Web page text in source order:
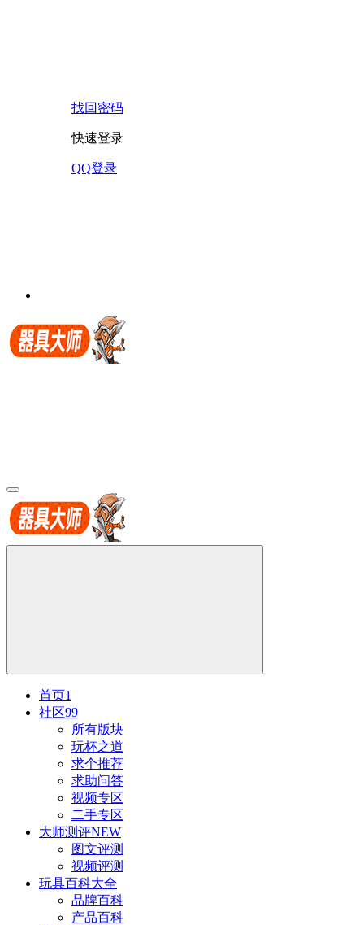
找回密码
快速登录
QQ登录
首页1
社区99
所有版块
玩杯之道
求个推荐
求助问答
视频专区
二手专区
大师测评NEW
图文评测
视频评测
玩具百科大全
品牌百科
产品百科